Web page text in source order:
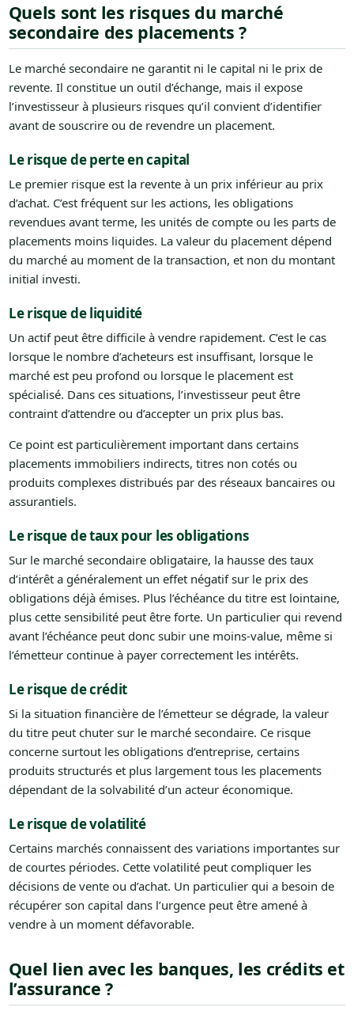
Quels sont les risques du marché
secondaire des placements ?
Le marché secondaire ne garantit ni le capital ni le prix de
revente. Il constitue un outil d’échange, mais il expose
l’investisseur à plusieurs risques qu’il convient d’identifier
avant de souscrire ou de revendre un placement.
Le risque de perte en capital
Le premier risque est la revente à un prix inférieur au prix
d’achat. C’est fréquent sur les actions, les obligations
revendues avant terme, les unités de compte ou les parts de
placements moins liquides. La valeur du placement dépend
du marché au moment de la transaction, et non du montant
initial investi.
Le risque de liquidité
Un actif peut être difficile à vendre rapidement. C’est le cas
lorsque le nombre d’acheteurs est insuffisant, lorsque le
marché est peu profond ou lorsque le placement est
spécialisé. Dans ces situations, l’investisseur peut être
contraint d’attendre ou d’accepter un prix plus bas.
Ce point est particulièrement important dans certains
placements immobiliers indirects, titres non cotés ou
produits complexes distribués par des réseaux bancaires ou
assurantiels.
Le risque de taux pour les obligations
Sur le marché secondaire obligataire, la hausse des taux
d’intérêt a généralement un effet négatif sur le prix des
obligations déjà émises. Plus l’échéance du titre est lointaine,
plus cette sensibilité peut être forte. Un particulier qui revend
avant l’échéance peut donc subir une moins-value, même si
l’émetteur continue à payer correctement les intérêts.
Le risque de crédit
Si la situation financière de l’émetteur se dégrade, la valeur
du titre peut chuter sur le marché secondaire. Ce risque
concerne surtout les obligations d’entreprise, certains
produits structurés et plus largement tous les placements
dépendant de la solvabilité d’un acteur économique.
Le risque de volatilité
Certains marchés connaissent des variations importantes sur
de courtes périodes. Cette volatilité peut compliquer les
décisions de vente ou d’achat. Un particulier qui a besoin de
récupérer son capital dans l’urgence peut être amené à
vendre à un moment défavorable.
Quel lien avec les banques, les crédits et
l’assurance ?